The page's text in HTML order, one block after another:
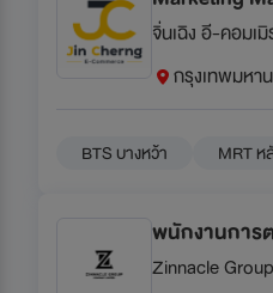
จิ่นเฉิง อี-คอมเ
กรุงเทพมหา
BTS บางหว้า MRT ห
พนักงานการ
Zinnacle